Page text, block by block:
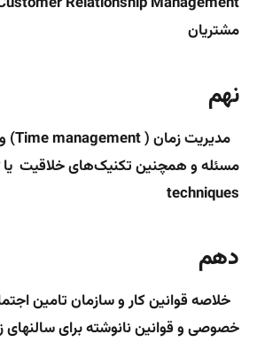
مشتریان
نهم
مدیریت زمان (Time management
)
مسئله و همچنینتکنیک‌های خلاقیت یا
techniques
دهم
خلاصه قوانین کار و سازمان تامین
خصوصی و قوانین نانوشته برای سالنهای